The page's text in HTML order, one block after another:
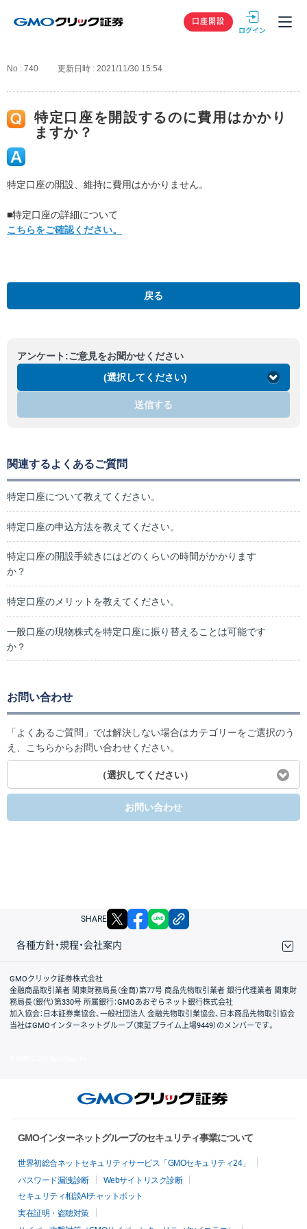
GMOクリック
口座開設
No : 740 更新日時 : 2021/11/30 15:54
特定口座を開設するのに費用はかかり
ますか？
特定口座の開設、維持に費用はかかりません。
■特定口座の詳細について
こちらをご確認ください。
戻る
アンケート:ご意見をお聞かせください
(選択してください)
送信する
関連するよくあるご質問
特定口座について教えてください。
特定口座の申込方法を教えてください。
特定口座の開設手続きにはどのくらいの時間がかかります
か？
特定口座のメリットを教えてください。
一般口座の現物株式を特定口座に振り替えることは可能です
か？
お問い合わせ
「よくあるご質問」では解決しない場合はカテゴリーをご選択のう
え、こちらからお問い合わせください。
（選択してください）
お問い合わせ
SHARE X facebook
各種方針・規程・会社案内
取引規程・約款
サイトマップ
その他のご案内
個人情報保護方針
最良執行方針
サイトのご利用について
ディスクレイマー
信託保全
リスク説明
会社案内
GMOクリック証券株式会社
金融商品取引業者 関東財務局長（金商）第77号 商品先物取引業者 銀行代理業者 関東財
務局長（銀代）第330号 所属銀行：GMOあおぞらネット銀行株式会社
加入協会：日本証券業協会、一般社団法人 金融先物取引業協会、日本商品先物取引協会
当社はGMOインターネットグループ（東証プライム上場9449）のメンバーです。
GMOインターネットグループのセキュリティ事業について
世界初総合ネットセキュリティサービス「GMOセキュリティ24」
パスワード漏洩診断
Webサイトリスク診断
セキュリティ相談AIチャットボット
実在証明・盗聴対策